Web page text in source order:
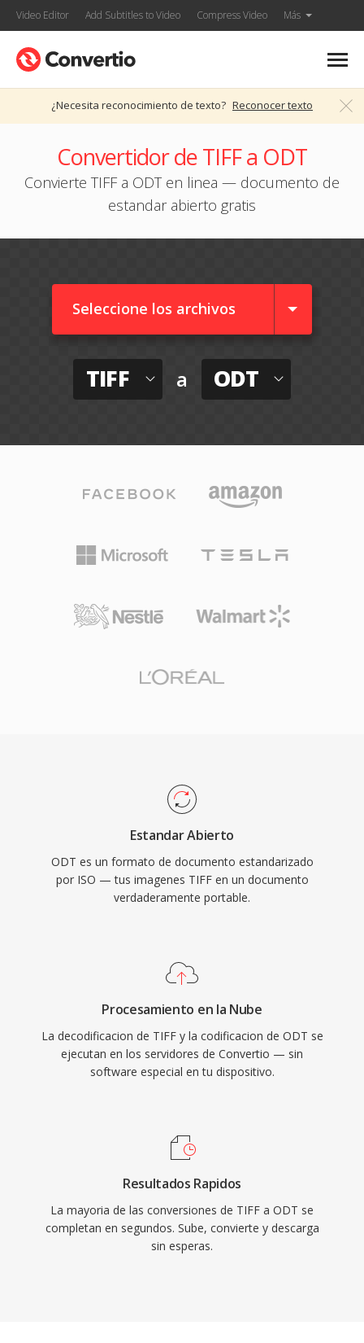
Video Editor Add Subtitles to Video Compress Video Más
¿Necesita reconocimiento de texto? Reconocer texto
Convertidor de TIFF a ODT
Convierte TIFF a ODT en linea — documento de
estandar abierto gratis
Seleccione los archivos
TIFF a ODT
Estandar Abierto
ODT es un formato de documento estandarizado
por ISO — tus imagenes TIFF en un documento
verdaderamente portable.
Procesamiento en la Nube
La decodificacion de TIFF y la codificacion de ODT se
ejecutan en los servidores de Convertio — sin
software especial en tu dispositivo.
Resultados Rapidos
La mayoria de las conversiones de TIFF a ODT se
completan en segundos. Sube, convierte y descarga
sin esperas.